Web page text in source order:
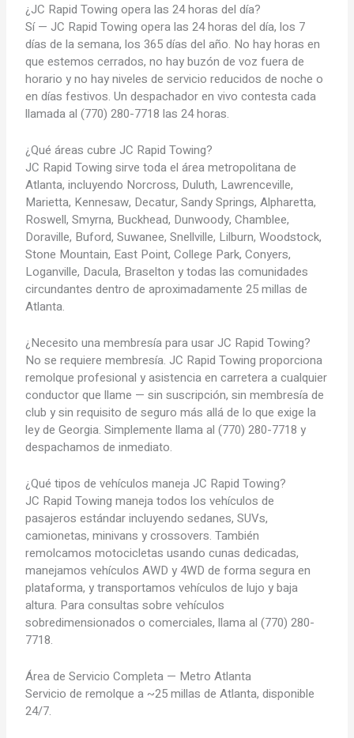
¿JC Rapid Towing opera las 24 horas del día?
Sí — JC Rapid Towing opera las 24 horas del día, los 7
días de la semana, los 365 días del año. No hay horas en
que estemos cerrados, no hay buzón de voz fuera de
horario y no hay niveles de servicio reducidos de noche o
en días festivos. Un despachador en vivo contesta cada
llamada al (770) 280-7718 las 24 horas.
¿Qué áreas cubre JC Rapid Towing?
JC Rapid Towing sirve toda el área metropolitana de
Atlanta, incluyendo Norcross, Duluth, Lawrenceville,
Marietta, Kennesaw, Decatur, Sandy Springs, Alpharetta,
Roswell, Smyrna, Buckhead, Dunwoody, Chamblee,
Doraville, Buford, Suwanee, Snellville, Lilburn, Woodstock,
Stone Mountain, East Point, College Park, Conyers,
Loganville, Dacula, Braselton y todas las comunidades
circundantes dentro de aproximadamente 25 millas de
Atlanta.
¿Necesito una membresía para usar JC Rapid Towing?
No se requiere membresía. JC Rapid Towing proporciona
remolque profesional y asistencia en carretera a cualquier
conductor que llame — sin suscripción, sin membresía de
club y sin requisito de seguro más allá de lo que exige la
ley de Georgia. Simplemente llama al (770) 280-7718 y
despachamos de inmediato.
¿Qué tipos de vehículos maneja JC Rapid Towing?
JC Rapid Towing maneja todos los vehículos de
pasajeros estándar incluyendo sedanes, SUVs,
camionetas, minivans y crossovers. También
remolcamos motocicletas usando cunas dedicadas,
manejamos vehículos AWD y 4WD de forma segura en
plataforma, y transportamos vehículos de lujo y baja
altura. Para consultas sobre vehículos
sobredimensionados o comerciales, llama al (770) 280-
7718.
Área de Servicio Completa — Metro Atlanta
Servicio de remolque a ~25 millas de Atlanta, disponible
24/7.